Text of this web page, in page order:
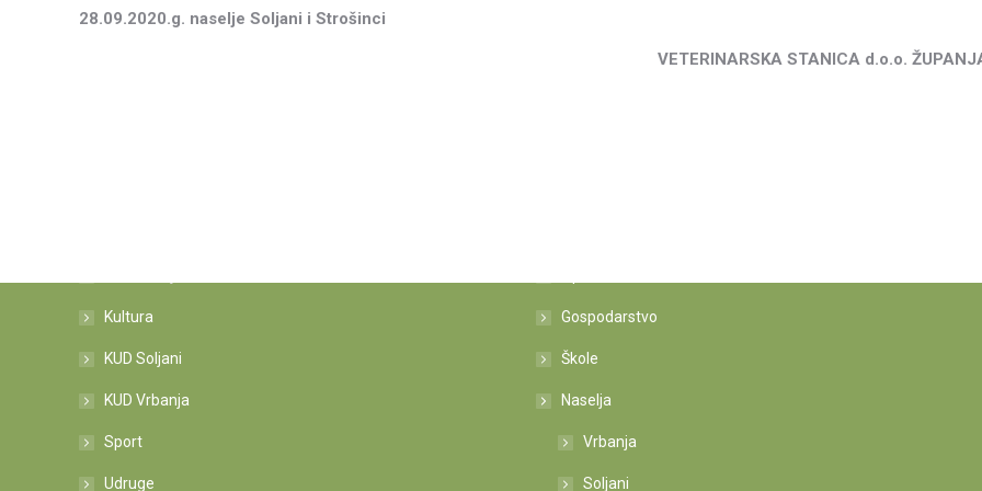
28.09.2020.g. naselje Soljani i Strošinci
VETERINARSKA STANICA d.o.o.
Kultura
KUD Soljani
KUD Vrbanja
Sport
Udruge
Gospodarstvo
Škole
Naselja
Vrbanja
Soljani